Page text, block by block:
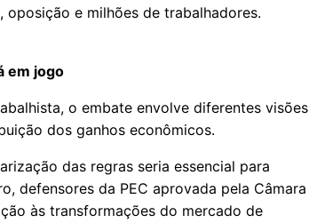
e milhões de trabalhadores.
em jogo
o embate envolve diferentes visões
dos ganhos econômicos.
das regras seria essencial para
defensores da PEC aprovada pela Câmara
às transformações do mercado de